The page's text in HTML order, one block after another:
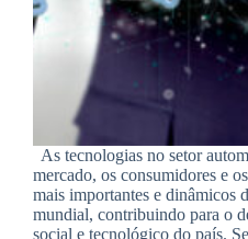
As tecnologias no setor
mercado, os consumidores e
mais importantes e dinâmicos
mundial, contribuindo para o
social e tecnológico do país.